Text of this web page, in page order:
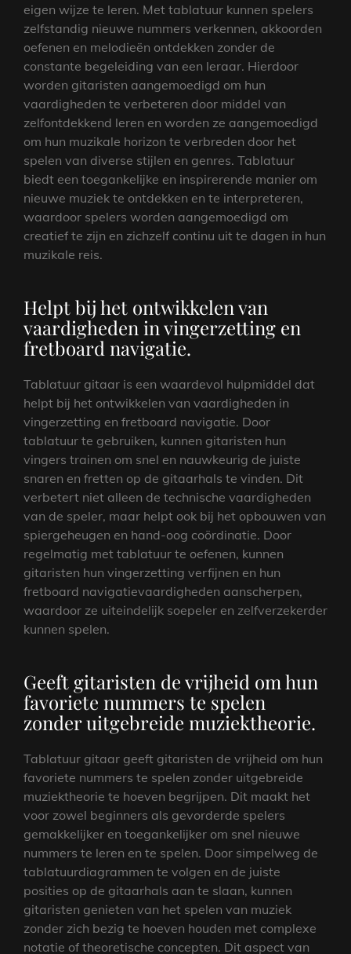
eigen wijze te leren. Met tablatuur kunnen spelers
zelfstandig nieuwe nummers verkennen, akkoorden
oefenen en melodieën ontdekken zonder de
constante begeleiding van een leraar. Hierdoor
worden gitaristen aangemoedigd om hun
vaardigheden te verbeteren door middel van
zelfontdekkend leren en worden ze aangemoedigd
om hun muzikale horizon te verbreden door het
spelen van diverse stijlen en genres. Tablatuur
biedt een toegankelijke en inspirerende manier om
nieuwe muziek te ontdekken en te interpreteren,
waardoor spelers worden aangemoedigd om
creatief te zijn en zichzelf continu uit te dagen in hun
muzikale reis.
Helpt bij het ontwikkelen van
vaardigheden in vingerzetting en
fretboard navigatie.
Tablatuur gitaar is een waardevol hulpmiddel dat
helpt bij het ontwikkelen van vaardigheden in
vingerzetting en fretboard navigatie. Door
tablatuur te gebruiken, kunnen gitaristen hun
vingers trainen om snel en nauwkeurig de juiste
snaren en fretten op de gitaarhals te vinden. Dit
verbetert niet alleen de technische vaardigheden
van de speler, maar helpt ook bij het opbouwen van
spiergeheugen en hand-oog coördinatie. Door
regelmatig met tablatuur te oefenen, kunnen
gitaristen hun vingerzetting verfijnen en hun
fretboard navigatievaardigheden aanscherpen,
waardoor ze uiteindelijk soepeler en zelfverzekerder
kunnen spelen.
Geeft gitaristen de vrijheid om hun
favoriete nummers te spelen
zonder uitgebreide muziektheorie.
Tablatuur gitaar geeft gitaristen de vrijheid om hun
favoriete nummers te spelen zonder uitgebreide
muziektheorie te hoeven begrijpen. Dit maakt het
voor zowel beginners als gevorderde spelers
gemakkelijker en toegankelijker om snel nieuwe
nummers te leren en te spelen. Door simpelweg de
tablatuurdiagrammen te volgen en de juiste
posities op de gitaarhals aan te slaan, kunnen
gitaristen genieten van het spelen van muziek
zonder zich bezig te hoeven houden met complexe
notatie of theoretische concepten. Dit aspect van